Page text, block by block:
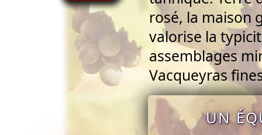
rosé, la maison
valorise la
assemblages
Vacqueyras
UN